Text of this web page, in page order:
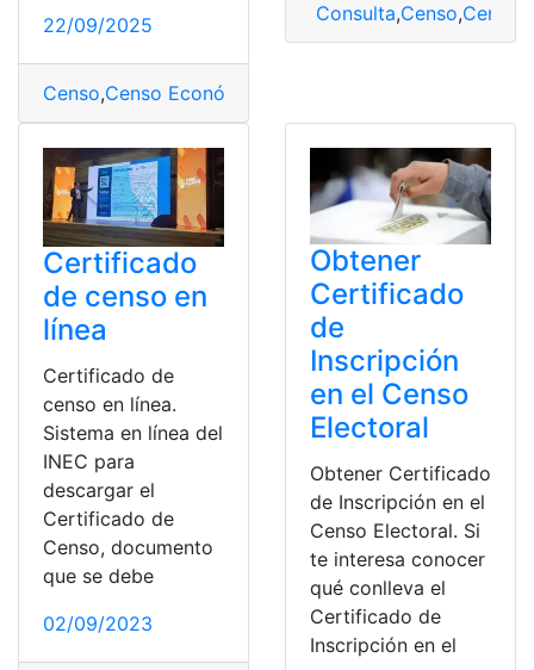
22/09/2025
Censo,Censo Económico Nacional
Consulta,Censo,Censo
Certificado
de censo en
línea
Certificado de
censo en línea.
Sistema en línea del
INEC para
descargar el
Certificado de
Censo, documento
que se debe
02/09/2023
Obtener
Certificado
de
Inscripción
en el Censo
Electoral
Obtener Certificado
de Inscripción en el
Censo Electoral. Si
te interesa conocer
qué conlleva el
Certificado de
Inscripción en el